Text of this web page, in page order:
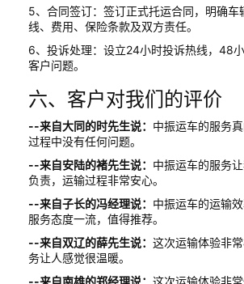
5、合同签订：签订正式托运合同，明确车
线、费用、保险条款及双方责任。
6、投诉处理：设立24小时投诉热线，48
客户问题。
六、客户对我们的评价
--来自大同的时先生说： 中振运车的服务
过程中没有任何问题。
--来自安陆的褚先生说： 中振运车的服务
负责，运输过程非常安心。
--来自子长的冯经理说： 中振运车的运输
服务态度一流，值得推荐。
--来自双辽的薛先生说： 这次运输体验非
务让人感觉很温暖。
--来自南雄的郑经理说： 这次运输体验非